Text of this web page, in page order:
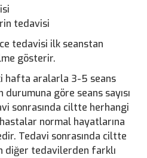
tedavisi
tedavisi ilk seanstan
gösterir.
hafta aralarla 3-5 seans
göre seans sayısı
sonrasında ciltte herhangi
normal hayatlarına
Tedavi sonrasında ciltte
diğer tedavilerden farklı